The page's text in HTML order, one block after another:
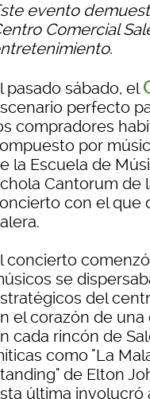
evento
Comercial
pasado sábado, el
perfecto
compradores
por
la Escuela de
Cantorum de
con el que
concierto
se
del
el corazón de una
cada rincón de
como "La
de Elton
última